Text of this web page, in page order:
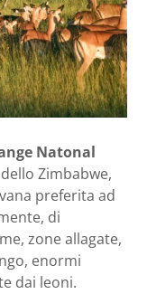
Natonal
Zimbabwe,
preferita ad
di
zone allagate,
enormi
dai leoni.